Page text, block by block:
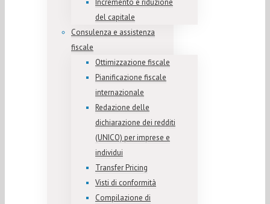
Incremento e riduzione
del capitale
Consulenza e assistenza
fiscale
Ottimizzazione fiscale
Pianificazione fiscale
internazionale
Redazione delle
dichiarazione dei redditi
(UNICO) per imprese e
individui
Transfer Pricing
Visti di conformità
Compilazione di